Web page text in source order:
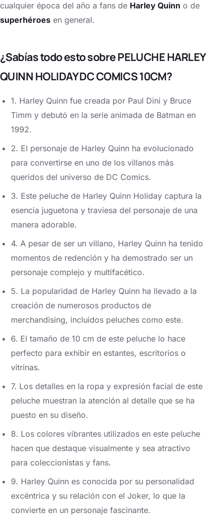
cualquier época del año a fans de Harley Quinn o de
superhéroes en general.
¿Sabías todo esto sobre PELUCHE HARLEY
QUINN HOLIDAY DC COMICS 10CM?
1. Harley Quinn fue creada por Paul Dini y Bruce
Timm y debutó en la serie animada de Batman en
1992.
2. El personaje de Harley Quinn ha evolucionado
para convertirse en uno de los villanos más
queridos del universo de DC Comics.
3. Este peluche de Harley Quinn Holiday captura la
esencia juguetona y traviesa del personaje de una
manera adorable.
4. A pesar de ser un villano, Harley Quinn ha tenido
momentos de redención y ha demostrado ser un
personaje complejo y multifacético.
5. La popularidad de Harley Quinn ha llevado a la
creación de numerosos productos de
merchandising, incluidos peluches como este.
6. El tamaño de 10 cm de este peluche lo hace
perfecto para exhibir en estantes, escritorios o
vitrinas.
7. Los detalles en la ropa y expresión facial de este
peluche muestran la atención al detalle que se ha
puesto en su diseño.
8. Los colores vibrantes utilizados en este peluche
hacen que destaque visualmente y sea atractivo
para coleccionistas y fans.
9. Harley Quinn es conocida por su personalidad
excéntrica y su relación con el Joker, lo que la
convierte en un personaje fascinante.